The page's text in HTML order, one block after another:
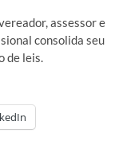
assessor e
consolida seu
de leis.